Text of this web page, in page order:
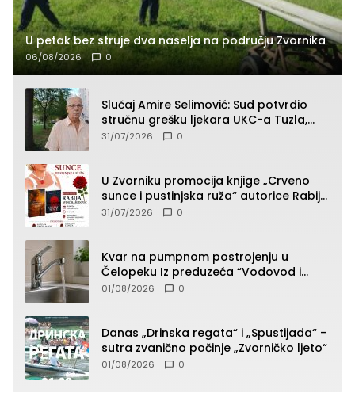
U petak bez struje dva naselja na području Zvornika
06/08/2026 0
Slučaj Amire Selimović: Sud potvrdio
stručnu grešku ljekara UKC-a Tuzla,
presudan dokaz ostala obdukcija
31/07/2026 0
U Zvorniku promocija knjige „Crveno
sunce i pustinjska ruža“ autorice Rabije
Avdić-Hamidović
31/07/2026 0
Kvar na pumpnom postrojenju u
Čelopeku Iz preduzeća “Vodovod i
komunalije”
01/08/2026 0
Danas „Drinska regata“ i „Spustijada“ –
sutra zvanično počinje „Zvorničko ljeto“
01/08/2026 0